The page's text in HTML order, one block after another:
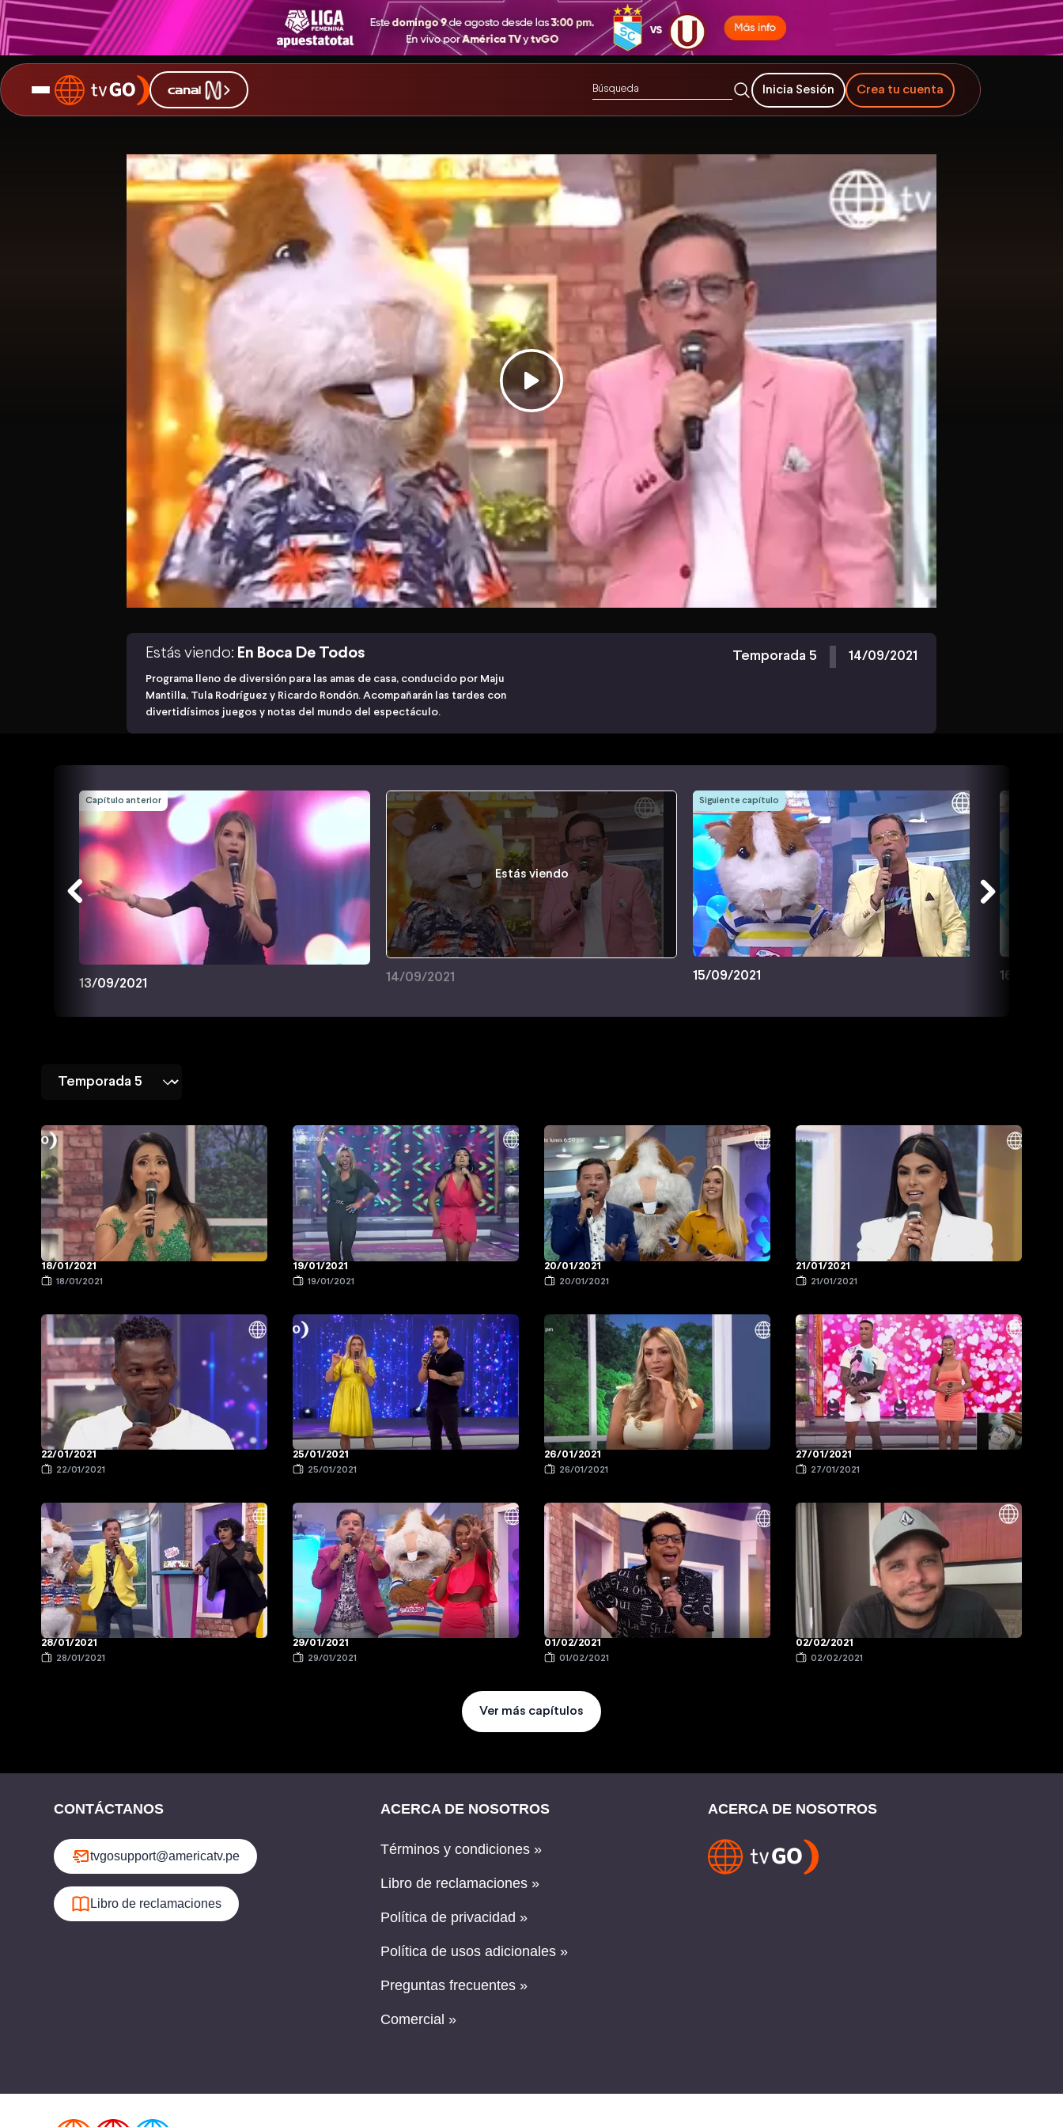
Inicia Sesión Crea tu cuenta
Estás viendo: En Boca De Todos
Programa lleno de diversión para las amas de casa, conducido por Maju
Mantilla, Tula Rodríguez y Ricardo Rondón. Acompañarán las tardes con
divertidísimos juegos y notas del mundo del espectáculo.
Temporada 5 14/09/2021
Capítulo anterior
13/09/2021
Estás viendo
14/09/2021
Siguiente capítulo
15/09/2021 16/09/
18/01/2021
18/01/2021
19/01/2021
19/01/2021
20/01/2021
20/01/2021
21/01/2021
21/01/2021
22/01/2021
22/01/2021
25/01/2021
25/01/2021
26/01/2021
26/01/2021
27/01/2021
27/01/2021
28/01/2021
28/01/2021
29/01/2021
29/01/2021
01/02/2021
01/02/2021
02/02/2021
02/02/2021
Ver más capítulos
CONTÁCTANOS
tvgosupport@americatv.pe
Libro de reclamaciones
ACERCA DE NOSOTROS
Términos y condiciones »
Libro de reclamaciones »
Política de privacidad »
Política de usos adicionales »
Preguntas frecuentes »
Comercial »
ACERCA DE NOSOTROS